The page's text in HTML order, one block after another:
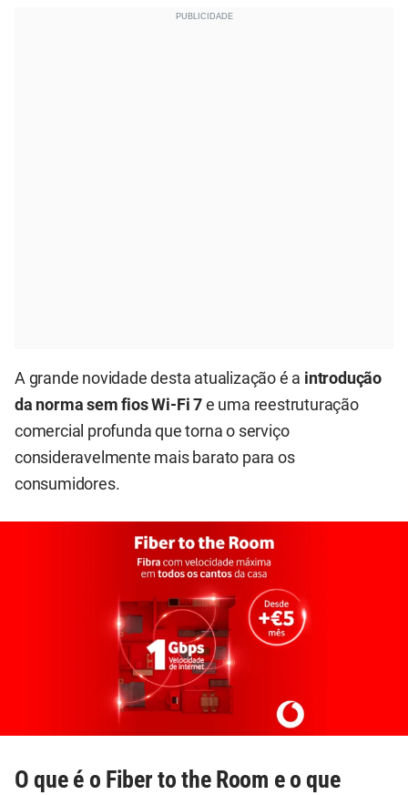
A grande novidade desta atualização é a introdução
da norma sem fios Wi-Fi 7 e uma reestruturação
comercial profunda que torna o serviço
consideravelmente mais barato para os
consumidores.
O que é o Fiber to the Room e o que